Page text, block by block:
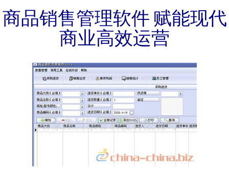
商品销售管理软件 赋能现代
商业高效运营